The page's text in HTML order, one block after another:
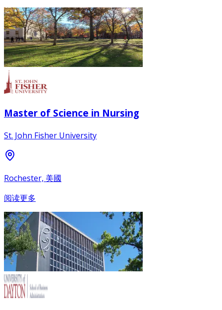
Master of Science in Nursing
St. John Fisher University
Rochester, 美國
阅读更多